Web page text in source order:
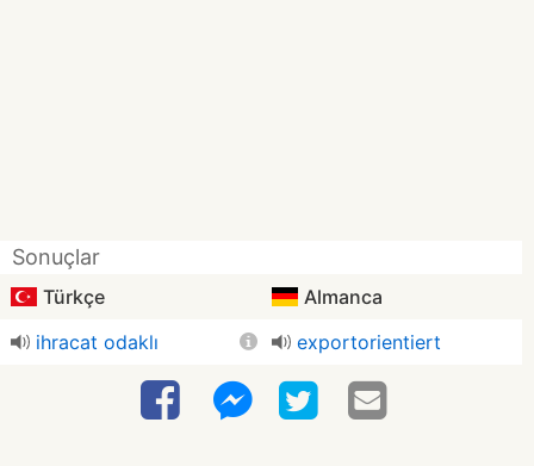
Sonuçlar
Türkçe
Almanca
ihracat odaklı
exportorientiert